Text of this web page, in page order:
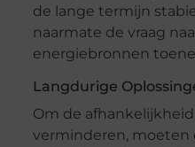
de lange termijn
naarmate de vraag
energiebronnen
Langdurige
Om de
verminderen, moeten